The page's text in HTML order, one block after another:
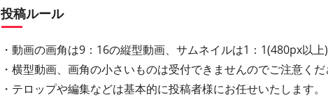
投稿ルール
・動画の画角は9：16の縦型動画、サムネイルは1：1(480px以上
・横型動画、画角の小さいものは受付できませんのでご注意くだ
・テロップや編集などは基本的に投稿者様にお任せいたします。